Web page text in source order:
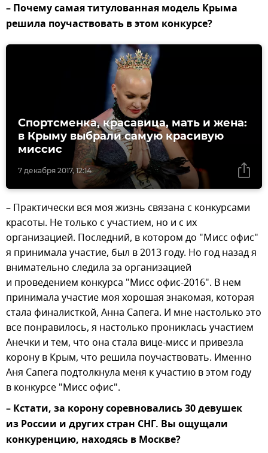
– Почему самая титулованная модель Крыма
решила поучаствовать в этом конкурсе?
7 декабря 2017, 12:14
Спортсменка, красавица, мать и жена:
в Крыму выбрали самую красивую
миссис
– Практически вся моя жизнь связана с конкурсами
красоты. Не только с участием, но и с их
организацией. Последний, в котором до "Мисс офис"
я принимала участие, был в 2013 году. Но год назад я
внимательно следила за организацией
и проведением конкурса "Мисс офис-2016". В нем
принимала участие моя хорошая знакомая, которая
стала финалисткой, Анна Сапега. И мне настолько это
все понравилось, я настолько прониклась участием
Анечки и тем, что она стала вице-мисс и привезла
корону в Крым, что решила поучаствовать. Именно
Аня Сапега подтолкнула меня к участию в этом году
в конкурсе "Мисс офис".
– Кстати, за корону соревновались 30 девушек
из России и других стран СНГ. Вы ощущали
конкуренцию, находясь в Москве?